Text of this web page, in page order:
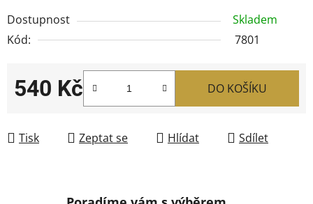
Dostupnost
Skladem
Kód:
7801
540 Kč DO KOŠÍKU
Tisk Zeptat se Hlídat Sdílet